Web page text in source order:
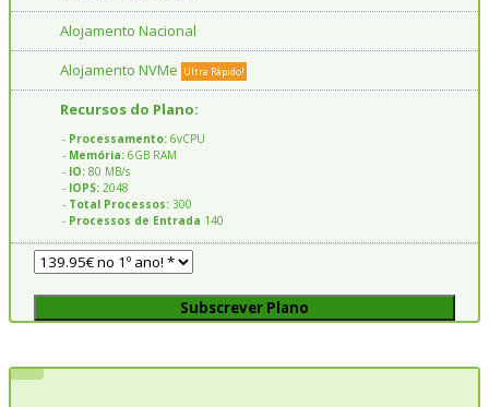
Alojamento Nacional
Alojamento NVMe Ultra Rápido!
Recursos do Plano:
- Processamento: 6vCPU
- Memória: 6GB RAM
- IO: 80 MB/s
- IOPS: 2048
- Total Processos: 300
- Processos de Entrada 140
Subscrever Plano